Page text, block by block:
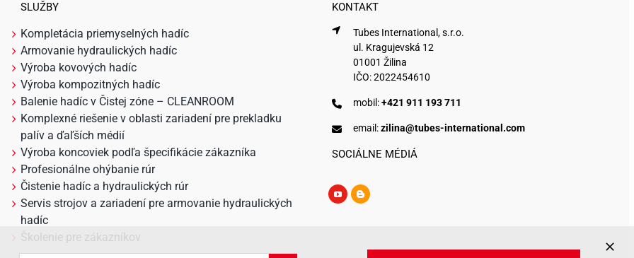
SLUŽBY KONTAKT
Kompletácia priemyselných hadíc
Armovanie hydraulických hadíc
Výroba kovových hadíc
Výroba kompozitných hadíc
Balenie hadíc v Čistej zóne – CLEANROOM
Komplexné riešenie v oblasti zariadení pre prekladku
palív a ďaľších médií
Výroba koncoviek podľa špecifikácie zákazníka
Profesionálne ohýbanie rúr
Čistenie hadíc a hydraulických rúr
Servis strojov a zariadení pre armovanie hydraulických
hadíc
Školenie pre zákazníkov
Tubes International, s.r.o.
ul. Kragujevská 12
01001 Žilina
IČO: 2022454610
mobil:+421 911 193 711
email:zilina@tubes-international.com
SOCIÁLNE MÉDIÁ